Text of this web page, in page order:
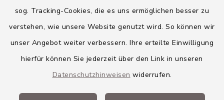
sog. Tracking-Cookies, die es uns ermöglichen besser zu
verstehen, wie unsere Website genutzt wird. So können wir
unser Angebot weiter verbessern. Ihre erteilte Einwilligung
hierfür können Sie jederzeit über den Link in unseren
Datenschutzhinweisen widerrufen.
Gemeinde Osterberg
VG Altenstadt